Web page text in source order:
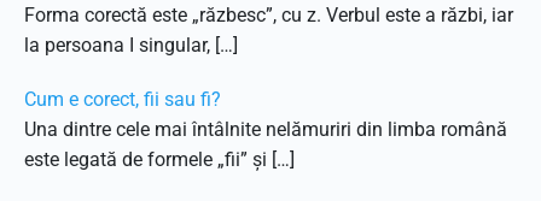
Forma corectă este „răzbesc”, cu z. Verbul este a răzbi, iar
la persoana I singular, […]
Cum e corect, fii sau fi?
Una dintre cele mai întâlnite nelămuriri din limba română
este legată de formele „fii” și […]